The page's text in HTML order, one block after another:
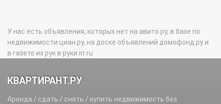
У нас есть объявления, которых нет на авито.ру, в базе по
недвижимости циан.ру, на доске объявлений домофонд.ру и
в газете из рук в руки irr.ru
КВАРТИРАНТ.РУ
Аренда / сдать / снять / купить недвижимость без